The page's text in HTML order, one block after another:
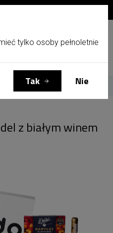
się Koszyk (0)
Wedel z białym winem
z białym winem
tylko osoby pełnoletnie
Tak Nie